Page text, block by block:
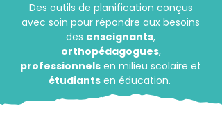
Des outils de planification conçus
avec soin pour répondre aux besoins
des enseignants,
orthopédagogues,
professionnels en milieu scolaire et
étudiantsen éducation.